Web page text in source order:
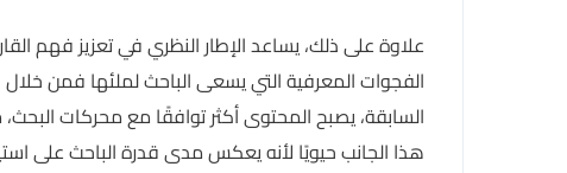
علاوة على ذلك، يساعد الإطار النظري في تعزيز فهم
الفجوات المعرفية التي يسعى الباحث لملئها فمن خلال
السابقة، يصبح المحتوى أكثر توافقًا مع محركات
هذا الجانب حيويًا لأنه يعكس مدى قدرة الباحث على